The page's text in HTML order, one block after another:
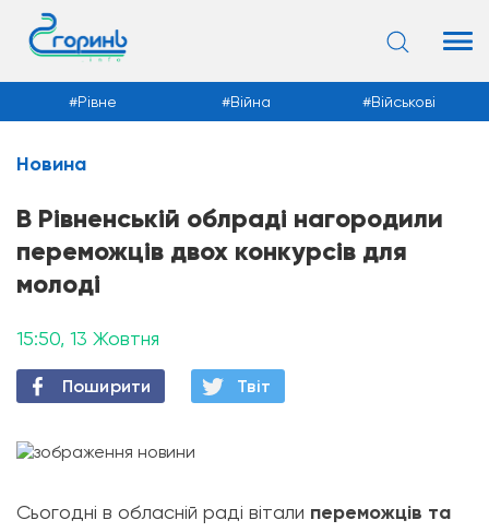
Новини
Війна Військові Суспільство
Новина
В Рівненській облраді нагородили
переможців двох конкурсів для
молоді
15:50, 13 Жовтня
Поширити Твiт
Сьогодні в обласній раді вітали переможців та